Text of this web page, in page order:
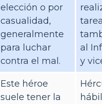
elección o por
casualidad,
generalmente
para luchar
contra el mal.
al
y
Este héroe
suele tener la